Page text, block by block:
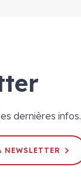
dernières infos.